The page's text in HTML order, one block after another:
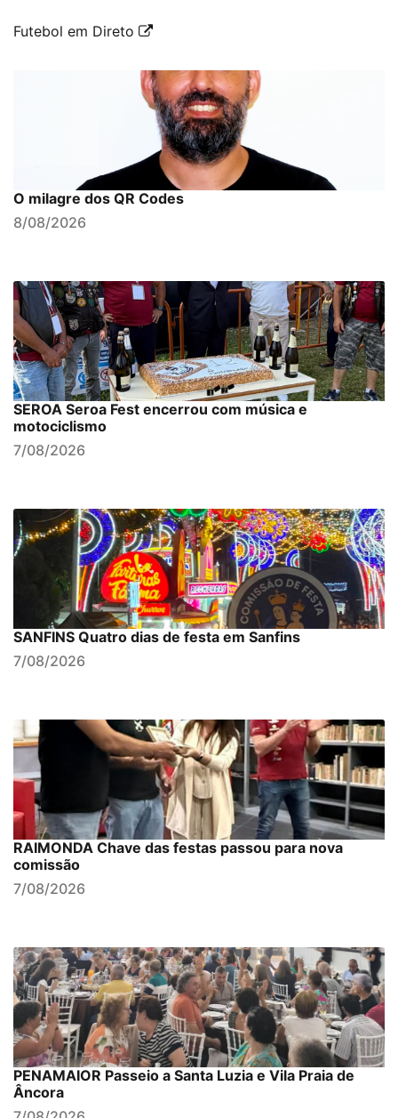
Futebol em Direto
O milagre dos QR Codes
8/08/2026
SEROA Seroa Fest encerrou com música e
motociclismo
7/08/2026
SANFINS Quatro dias de festa em Sanfins
7/08/2026
RAIMONDA Chave das festas passou para nova
comissão
7/08/2026
PENAMAIOR Passeio a Santa Luzia e Vila Praia de
Âncora